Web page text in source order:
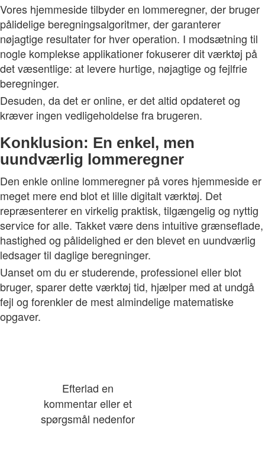
Vores hjemmeside tilbyder en lommeregner, der bruger
pålidelige beregningsalgoritmer, der garanterer
nøjagtige resultater for hver operation. I modsætning til
nogle komplekse applikationer fokuserer dit værktøj på
det væsentlige: at levere hurtige, nøjagtige og fejlfrie
beregninger.
Desuden, da det er online, er det altid opdateret og
kræver ingen vedligeholdelse fra brugeren.
Konklusion: En enkel, men
uundværlig lommeregner
Den enkle online lommeregner på vores hjemmeside er
meget mere end blot et lille digitalt værktøj. Det
repræsenterer en virkelig praktisk, tilgængelig og nyttig
service for alle. Takket være dens intuitive grænseflade,
hastighed og pålidelighed er den blevet en uundværlig
ledsager til daglige beregninger.
Uanset om du er studerende, professionel eller blot
bruger, sparer dette værktøj tid, hjælper med at undgå
fejl og forenkler de mest almindelige matematiske
opgaver.
Efterlad en
kommentar eller et
spørgsmål nedenfor